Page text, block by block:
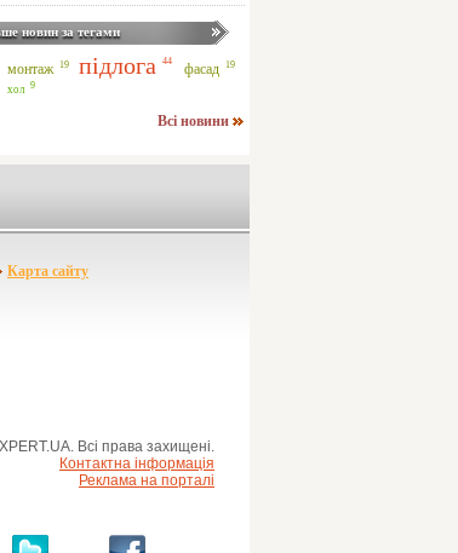
новин за тегами
монтаж 19 підлога 44 фасад 19
хол 9
Всі новини
Карта сайту
Всі права захищені.
Контактна інформація
Реклама на порталі